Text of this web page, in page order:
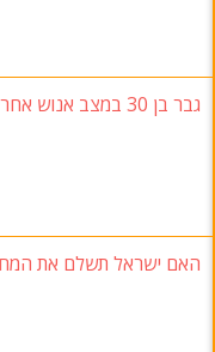
גבר בן 30 במצב אנוש אחרי שרכבו התנגש בגדר בירושלים
האם ישראל תשלם את